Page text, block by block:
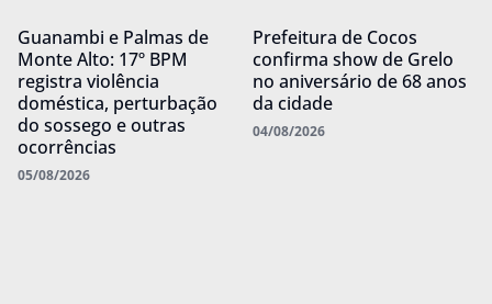
Guanambi e Palmas de
Monte Alto: 17º BPM
registra violência
doméstica, perturbação
do sossego e outras
ocorrências
05/08/2026
Prefeitura de Cocos
confirma show de Grelo
no aniversário de 68 anos
da cidade
04/08/2026